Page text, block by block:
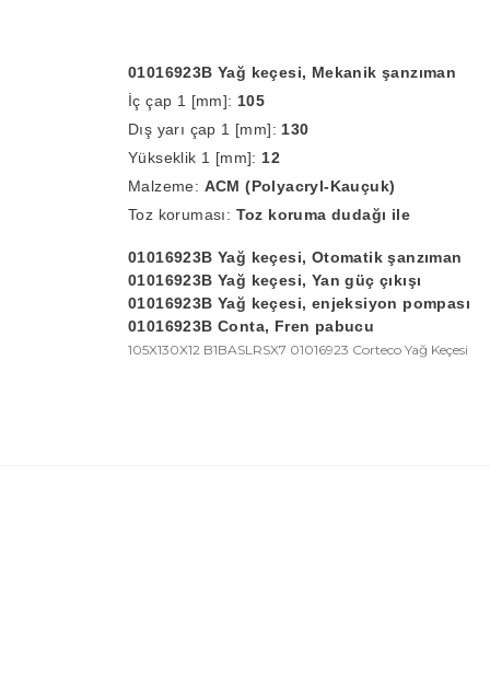
01016923BYağ keçesi, Mekanik şanzıman
İç çap 1 [mm]: 105
Dış yarı çap 1 [mm]: 130
Yükseklik 1 [mm]: 12
Malzeme: ACM (Polyacryl-Kauçuk)
Toz koruması: Toz koruma dudağı ile
01016923BYağ keçesi, Otomatik şanzıman
01016923BYağ keçesi, Yan güç çıkışı
01016923BYağ keçesi, enjeksiyon pompası
01016923BConta, Fren pabucu
105X130X12 B1BASLRSX7 01016923 Corteco Yağ Keçesi